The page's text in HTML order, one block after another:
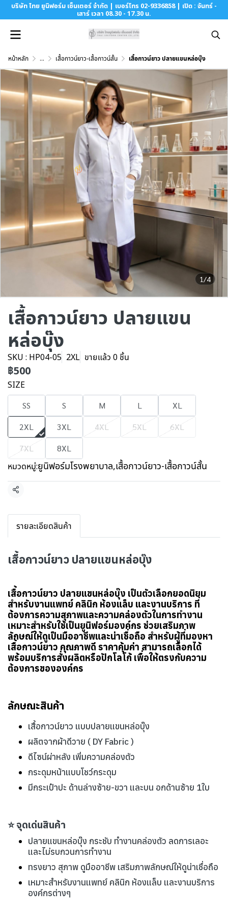
บริษัท ไทย ยูนิฟอร์ม เซ็นเตอร์ จำกัด | เบอร์โทร 02-9336858 | เปิด : จันทร์ -
เสาร์ เวลา 08.30 - 17.30 น.
หน้าหลัก ... เสื้อกาวน์ยาว-เสื้อกาวน์สั้น เสื้อกาวน์ยาว ปลายแขนหล่อบุ๊ง
1/4
เสื้อกาวน์ยาว ปลายแขน
หล่อบุ๊ง
SKU : HP04-05 2XL ขายแล้ว 0 ชิ้น
฿500
SIZE
SS S M L
XL
2XL
3XL 4XL 5XL
6XL
7XL
8XL
หมวดหมู่:ยูนิฟอร์มโรงพยาบาล,เสื้อกาวน์ยาว-เสื้อกาวน์สั้น
แชร์
รายละเอียดสินค้า
เสื้อกาวน์ยาว ปลายแขนหล่อบุ๊ง
เสื้อกาวน์ยาว ปลายแขนหล่อบุ๊ง เป็นตัวเลือกยอดนิยม
สำหรับงานแพทย์ คลินิก ห้องแล็บ และงานบริการ ที่
ต้องการความสุภาพและความคล่องตัวในการทำงาน
เหมาะสำหรับใช้เป็นยูนิฟอร์มองค์กร ช่วยเสริมภาพ
ลักษณ์ให้ดูเป็นมืออาชีพและน่าเชื่อถือ สำหรับผู้ที่มองหา
เสื้อกาวน์ยาว คุณภาพดี ราคาคุ้มค่า สามารถเลือกได้
พร้อมบริการสั่งผลิตหรือปักโลโก้ เพื่อให้ตรงกับความ
ต้องการขององค์กร
ลักษณะสินค้า
เสื้อกาวน์ยาว แบบปลายแขนหล่อบุ๊ง
ผลิตจากผ้าดีวาย ( DY Fabric )
ดีไซน์ผ่าหลัง เพิ่มความคล่องตัว
กระดุมหน้าแบบโชว์กระดุม
มีกระเป๋าปะ ด้านล่างซ้าย-ขวา และบน อกด้านซ้าย 1ใบ
⭐ จุดเด่นสินค้า
ปลายแขนหล่อบุ๊ง กระชับ ทำงานคล่องตัว ลดการเลอะ
และไม่รบกวนการทำงาน
ทรงยาว สุภาพ ดูมืออาชีพ เสริมภาพลักษณ์ให้ดูน่าเชื่อถือ
เหมาะสำหรับงานแพทย์ คลินิก ห้องแล็บ และงานบริการ
องค์กรต่างๆ